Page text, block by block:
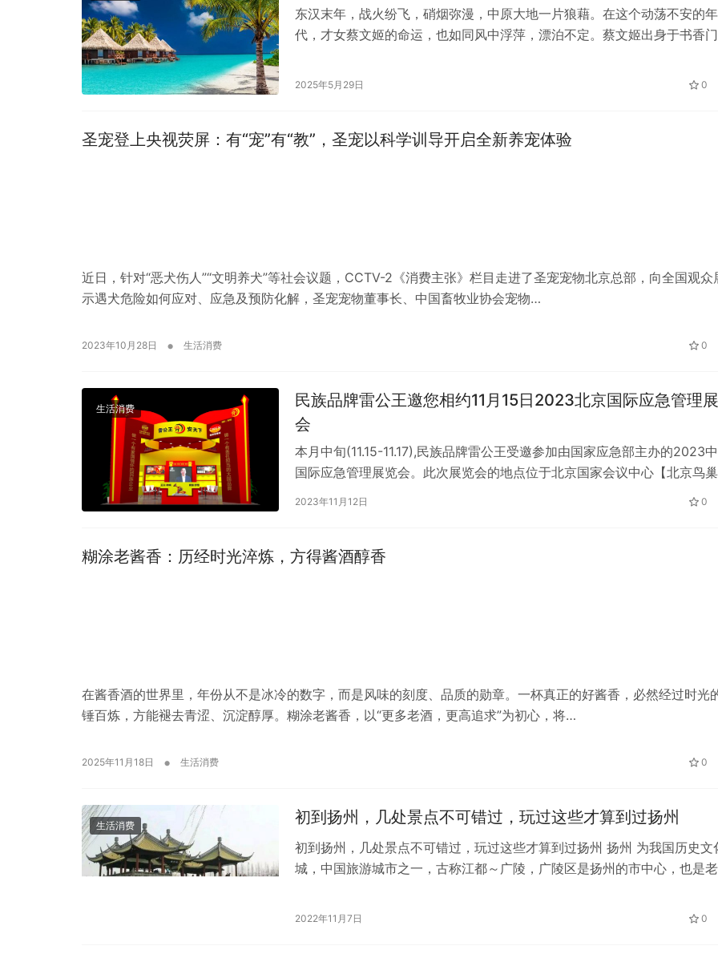
东汉末年，战火纷飞，硝烟弥漫，中原大地一片狼藉。在这个动荡不安的年
代，才女蔡文姬的命运，也如同风中浮萍，漂泊不定。蔡文姬出身于书香门
2025年5月29日 0
圣宠登上央视荧屏：有“宠”有“教”，圣宠以科学训导开启全新养宠体验
近日，针对“恶犬伤人”“文明养犬”等社会议题，CCTV-2《消费主张》栏目走进了圣宠宠物北京总部，向全国观众
示遇犬危险如何应对、应急及预防化解，圣宠宠物董事长、中国畜牧业协会宠物…
2023年10月28日 • 生活消费 0
生活消费
民族品牌雷公王邀您相约11月15日2023北京国际应急管理
会
本月中旬(11.15-11.17),民族品牌雷公王受邀参加由国家应急部主办的2023
国际应急管理展览会。此次展览会的地点位于北京国家会议中心【北京鸟巢
家体育馆附近】,大厚公…
2023年11月12日 0
糊涂老酱香：历经时光淬炼，方得酱酒醇香
在酱香酒的世界里，年份从不是冰冷的数字，而是风味的刻度、品质的勋章。一杯真正的好酱香，必然经过时光
锤百炼，方能褪去青涩、沉淀醇厚。糊涂老酱香，以“更多老酒，更高追求”为初心，将…
2025年11月18日 • 生活消费 0
生活消费 初到扬州，几处景点不可错过，玩过这些才算到过扬州
初到扬州，几处景点不可错过，玩过这些才算到过扬州 扬州 为我国历史文
城，中国旅游城市之一，古称江都～广陵，广陵区是扬州的市中心，也是老
2022年11月7日 0